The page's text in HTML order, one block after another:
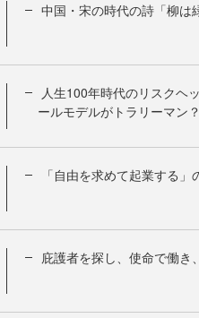
中国・宋の時代の詩「柳は
人生100年時代のリスクヘ
ールモデルがトラリーマン？
「自由を求めて起業する
庇護者を探し、使命で働き